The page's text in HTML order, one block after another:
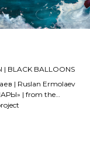
BALLOONS
| Ruslan Ermolaev
| from the